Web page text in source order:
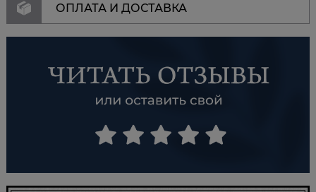
ОПЛАТА И ДОСТАВКА